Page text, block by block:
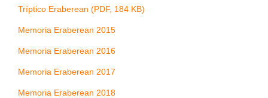
Tríptico Eraberean (PDF, 184 KB)
Memoria Eraberean 2015
Memoria Eraberean 2016
Memoria Eraberean 2017
Memoria Eraberean 2018